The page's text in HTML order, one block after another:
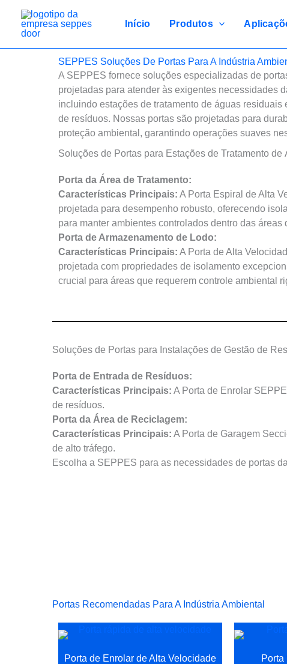
conteúdo
Início Produtos
SEPPES Soluções De Portas Para A Indústria
A SEPPES fornece soluções especializadas de
projetadas para atender às exigentes necessidades
incluindo estações de tratamento de águas residuais
de resíduos. Nossas portas são projetadas para
proteção ambiental, garantindo operações suaves
Soluções de Portas para Estações de Tratamento de
Porta da Área de Tratamento:
Características Principais: A Porta Espiral de Alta
projetada para desempenho robusto, oferecendo
para manter ambientes controlados dentro das áreas
Porta de Armazenamento de Lodo:
Características Principais: A Porta de Alta
projetada com propriedades de isolamento
crucial para áreas que requerem controle ambiental
Soluções de Portas para Instalações de Gestão de
Porta de Entrada de Resíduos:
Características Principais: A Porta de Enrolar
de resíduos.
Porta da Área de Reciclagem:
Características Principais: A Porta de Garagem
de alto tráfego.
Escolha a SEPPES para as necessidades de portas
Portas Recomendadas Para A Indústria Ambiental
Porta de Enrolar de Alta Velocidade Porta